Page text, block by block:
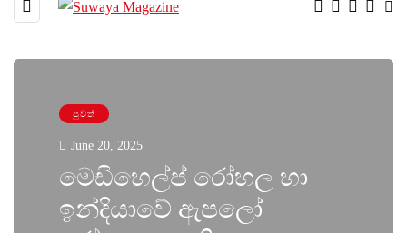
පුවත්
June 20, 2025
මෙඩිහෙල්ප් රෝහල හා
ඉන්දියාවේ ඇපලෝ